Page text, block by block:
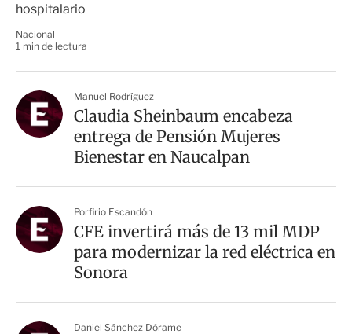
hospitalario
Nacional
1 min de lectura
Manuel Rodríguez
Claudia Sheinbaum encabeza
entrega de Pensión Mujeres
Bienestar en Naucalpan
Porfirio Escandón
CFE invertirá más de 13 mil MDP
para modernizar la red eléctrica en
Sonora
Daniel Sánchez Dórame